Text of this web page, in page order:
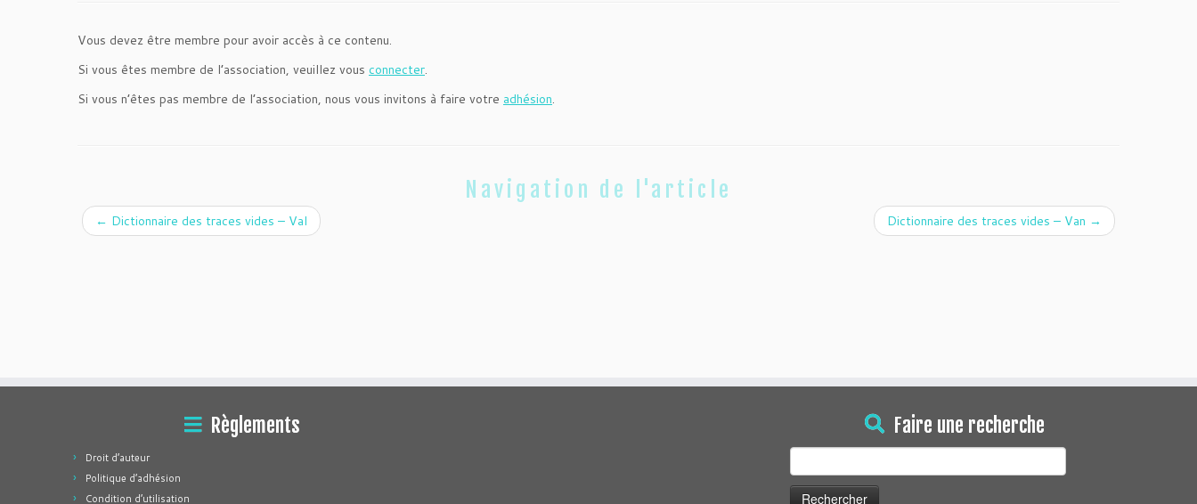
Vous devez être membre pour avoir accès à ce contenu.
Si vous êtes membre de l’association, veuillez vous connecter.
Si vous n’êtes pas membre de l’association, nous vous invitons à faire votre adhésion.
Navigation de l'article
← Dictionnaire des traces vides – Val Dictionnaire des traces vides – Van →
Règlements
Droit d’auteur
Politique d’adhésion
Condition d’utilisation
Faire une recherche